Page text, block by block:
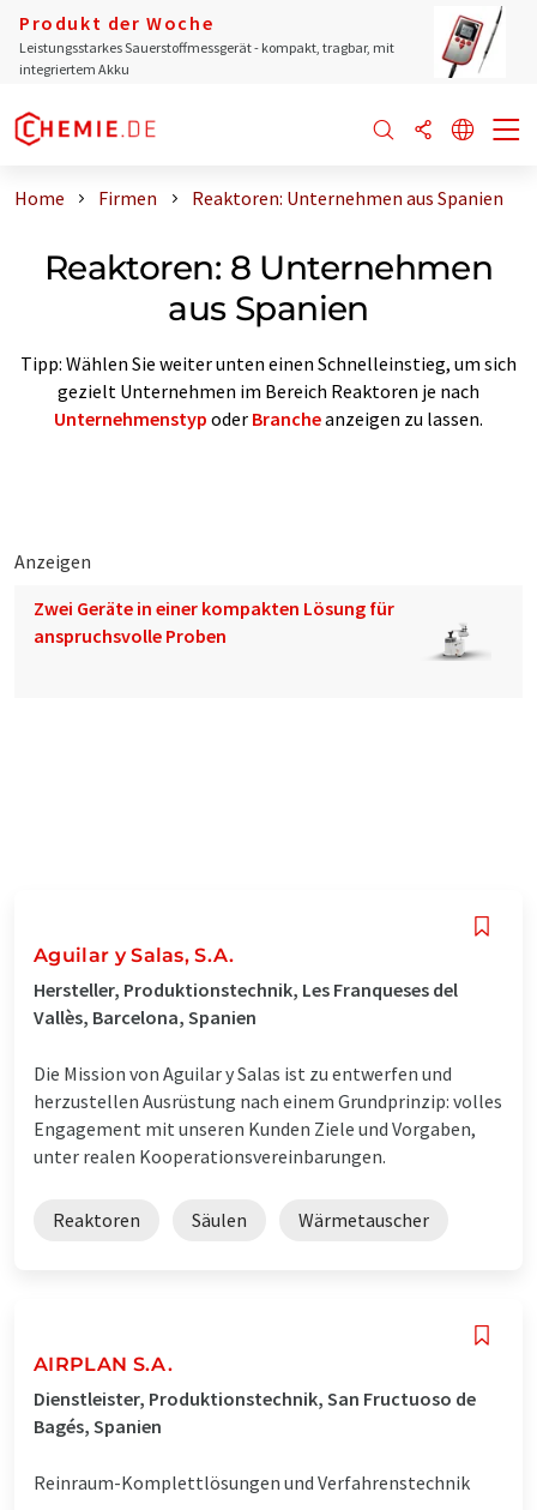
Produkt der Woche
Leistungsstarkes Sauerstoffmessgerät - kompakt, tragbar, mit
integriertem Akku
Home Firmen Reaktoren: Unternehmen aus Spanien
Reaktoren: 8 Unternehmen
aus Spanien
Tipp: Wählen Sie weiter unten einen Schnelleinstieg, um sich
gezielt Unternehmen im Bereich Reaktoren je nach
Unternehmenstyp oder Brancheanzeigen zu lassen.
Anzeigen
Zwei Geräte in einer kompakten Lösung für
anspruchsvolle Proben
Aguilar y Salas, S.A.
Hersteller, Produktionstechnik, Les Franqueses del
Vallès, Barcelona, Spanien
Die Mission von Aguilar y Salas ist zu entwerfen und
herzustellen Ausrüstung nach einem Grundprinzip: volles
Engagement mit unseren Kunden Ziele und Vorgaben,
unter realen Kooperationsvereinbarungen.
Reaktoren Säulen Wärmetauscher
AIRPLAN S.A.
Dienstleister, Produktionstechnik, San Fructuoso de
Bagés, Spanien
Reinraum-Komplettlösungen und Verfahrenstechnik